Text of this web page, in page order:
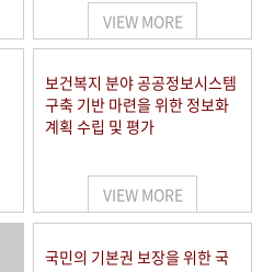
VIEW MORE
보건복지 분야 공공정보시스템
구축 기반 마련을 위한 정보화
계획 수립 및 평가
VIEW MORE
국민의 기본권 보장을 위한 국